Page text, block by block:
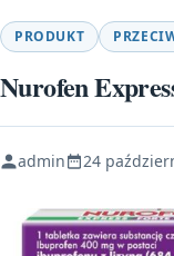
PRODUKT
Nurofen
admin 24